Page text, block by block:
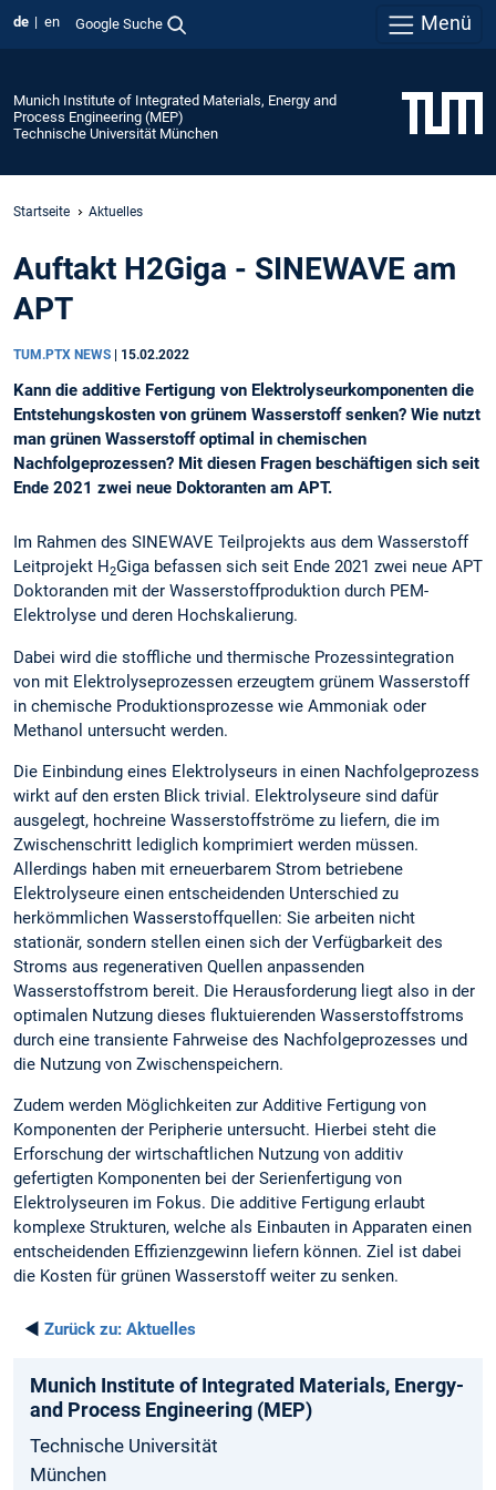
de en Google Suche Menü
Munich Institute of Integrated Materials, Energy and
Process Engineering (MEP)
Technische Universität München
Startseite Aktuelles
Auftakt H2Giga - SINEWAVE am
APT
TUM.PTX NEWS 15.02.2022
Kann die additive Fertigung von Elektrolyseurkomponenten die
Entstehungskosten von grünem Wasserstoff senken? Wie nutzt
man grünen Wasserstoff optimal in chemischen
Nachfolgeprozessen? Mit diesen Fragen beschäftigen sich seit
Ende 2021 zwei neue Doktoranten am APT.
Im Rahmen des SINEWAVE Teilprojekts aus dem Wasserstoff
Leitprojekt H 2Giga befassen sich seit Ende 2021 zwei neue APT
Doktoranden mit der Wasserstoffproduktion durch PEM-
Elektrolyse und deren Hochskalierung.
Dabei wird die stoffliche und thermische Prozessintegration
von mit Elektrolyseprozessen erzeugtem grünem Wasserstoff
in chemische Produktionsprozesse wie Ammoniak oder
Methanol untersucht werden.
Die Einbindung eines Elektrolyseurs in einen Nachfolgeprozess
wirkt auf den ersten Blick trivial. Elektrolyseure sind dafür
ausgelegt, hochreine Wasserstoffströme zu liefern, die im
Zwischenschritt lediglich komprimiert werden müssen.
Allerdings haben mit erneuerbarem Strom betriebene
Elektrolyseure einen entscheidenden Unterschied zu
herkömmlichen Wasserstoffquellen: Sie arbeiten nicht
stationär, sondern stellen einen sich der Verfügbarkeit des
Stroms aus regenerativen Quellen anpassenden
Wasserstoffstrom bereit. Die Herausforderung liegt also in der
optimalen Nutzung dieses fluktuierenden Wasserstoffstroms
durch eine transiente Fahrweise des Nachfolgeprozesses und
die Nutzung von Zwischenspeichern.
Zudem werden Möglichkeiten zur Additive Fertigung von
Komponenten der Peripherie untersucht. Hierbei steht die
Erforschung der wirtschaftlichen Nutzung von additiv
gefertigten Komponenten bei der Serienfertigung von
Elektrolyseuren im Fokus. Die additive Fertigung erlaubt
komplexe Strukturen, welche als Einbauten in Apparaten einen
entscheidenden Effizienzgewinn liefern können. Ziel ist dabei
die Kosten für grünen Wasserstoff weiter zu senken.
◄ Zurück zu: Aktuelles
Munich­ Institute­ of Integrated­ Materials­, Energy­
and­ Process­ Engineering­ (MEP)
Technische Universität
München